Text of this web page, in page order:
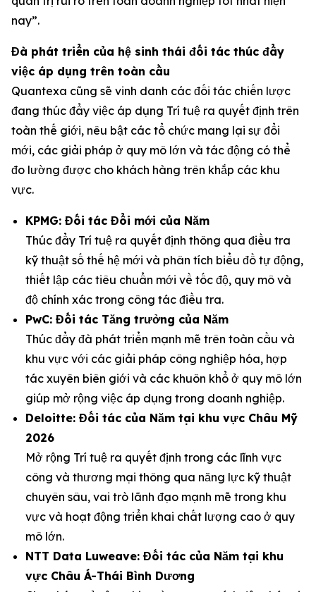
nay”.
Đà phát triển của hệ sinh thái đối tác thúc đẩy
việc áp dụng trên toàn cầu
Quantexa cũng sẽ vinh danh các đối tác chiến lược
đang thúc đẩy việc áp dụng Trí tuệ ra quyết định trên
toàn thế giới, nêu bật các tổ chức mang lại sự đổi
mới, các giải pháp ở quy mô lớn và tác động có thể
đo lường được cho khách hàng trên khắp các khu
vực.
KPMG: Đối tác Đổi mới của Năm
Thúc đẩy Trí tuệ ra quyết định thông qua điều tra
kỹ thuật số thế hệ mới và phân tích biểu đồ tự động,
thiết lập các tiêu chuẩn mới về tốc độ, quy mô và
độ chính xác trong công tác điều tra.
PwC: Đối tác Tăng trưởng của Năm
Thúc đẩy đà phát triển mạnh mẽ trên toàn cầu và
khu vực với các giải pháp công nghiệp hóa, hợp
tác xuyên biên giới và các khuôn khổ ở quy mô lớn
giúp mở rộng việc áp dụng trong doanh nghiệp.
Deloitte: Đối tác của Năm tại khu vực Châu Mỹ
2026
Mở rộng Trí tuệ ra quyết định trong các lĩnh vực
công và thương mại thông qua năng lực kỹ thuật
chuyên sâu, vai trò lãnh đạo mạnh mẽ trong khu
vực và hoạt động triển khai chất lượng cao ở quy
mô lớn.
NTT Data Luweave: Đối tác của Năm tại khu
vực Châu Á-Thái Bình Dương